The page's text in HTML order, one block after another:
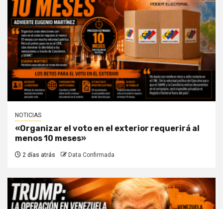
NOTICIAS
«Organizar el voto en el exterior requerirá al
menos 10 meses»
2 días atrás Data Confirmada